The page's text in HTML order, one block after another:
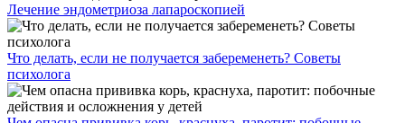
Лечение эндометриоза лапароскопией
Что делать, если не получается забеременеть? Советы
психолога